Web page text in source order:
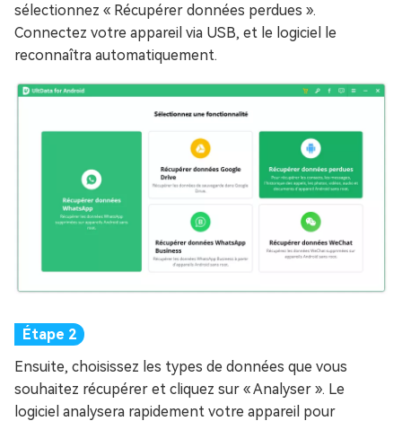
sélectionnez « Récupérer données perdues ».
Connectez votre appareil via USB, et le logiciel le
reconnaîtra automatiquement.
Ensuite, choisissez les types de données que vous
souhaitez récupérer et cliquez sur « Analyser ». Le
logiciel analysera rapidement votre appareil pour